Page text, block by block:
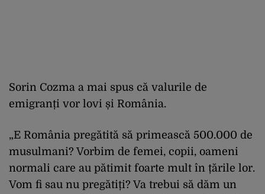
Sorin Cozma a mai spus că valurile de
emigranți vor lovi și România.
„E România pregătită să primească 500.000 de
musulmani? Vorbim de femei, copii, oameni
normali care au pătimit foarte mult în țările lor.
Vom fi sau nu pregătiți? Va trebui să dăm un